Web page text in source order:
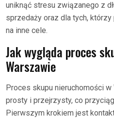
uniknąć stresu związanego z
sprzedaży oraz dla tych,
na inne cele.
Jak wygląda proces
Warszawie
Proces skupu nieruchomości
prosty i przejrzysty, co
Pierwszym krokiem jest